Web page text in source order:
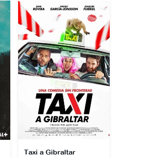
Taxi a Gibraltar